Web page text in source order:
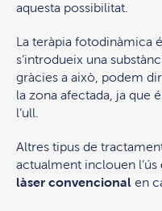
aquesta possibilitat.
La teràpia fotodinàmica
s’introdueix una
gràcies a això, podem
la zona afectada, ja que
l’ull.
Altres tipus de
actualment inclouen l’ús
làser convencional en